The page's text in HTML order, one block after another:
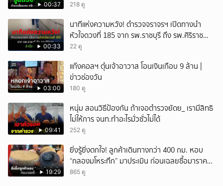
00:37 218 ดู
00:33
นาทีแห่งความหวัง! ตำรวจจราจรฯ เปิดทางนำ
หัวใจดวงที่ 185 จาก รพ.ราชบุรี ถึง รพ.ศิริราช
สำเร็จใน 48 นาที
22 ดู
03:00
แก๊งคอลฯ ตุ๋นเจ้าอาวาส โอนเงินเกือบ 9 ล้าน |
ข่าวช่องวัน
180 ดู
09:41
หนุ่ม สอนวิธีป้องกัน ถ้าเจอตำรวจยัดย_ เรามีสิทธิ
ไม่ให้การ จนท.ทำอะไรมั่วซั่วไม่ได้
252 ดู
19:29
ยิ่งรู้ยิ่งตกใจ! ลูกค้าเดินทางกว่า 400 กม. หอบ
“กลองมโหระทึก” มาประเมิน ก่อนเฉลยซื้อมาราคา
เท่าไหร่?
865 ดู